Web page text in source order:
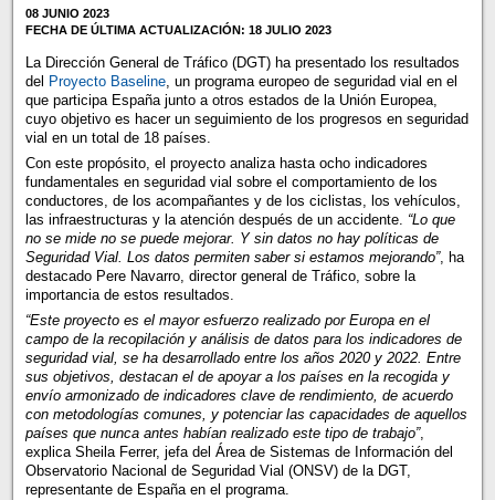
08 JUNIO 2023
FECHA DE ÚLTIMA ACTUALIZACIÓN: 18 JULIO 2023
La Dirección General de Tráfico (DGT) ha presentado los resultados
del Proyecto Baseline, un programa europeo de seguridad vial en el
que participa España junto a otros estados de la Unión Europea,
cuyo objetivo es hacer un seguimiento de los progresos en seguridad
vial en un total de 18 países.
Con este propósito, el proyecto analiza hasta ocho indicadores
fundamentales en seguridad vial sobre el comportamiento de los
conductores, de los acompañantes y de los ciclistas, los vehículos,
las infraestructuras y la atención después de un accidente. “Lo que
no se mide no se puede mejorar. Y sin datos no hay políticas de
Seguridad Vial. Los datos permiten saber si estamos mejorando”, ha
destacado Pere Navarro, director general de Tráfico, sobre la
importancia de estos resultados.
“Este proyecto es el mayor esfuerzo realizado por Europa en el
campo de la recopilación y análisis de datos para los indicadores de
seguridad vial, se ha desarrollado entre los años 2020 y 2022. Entre
sus objetivos, destacan el de apoyar a los países en la recogida y
envío armonizado de indicadores clave de rendimiento, de acuerdo
con metodologías comunes, y potenciar las capacidades de aquellos
países que nunca antes habían realizado este tipo de trabajo”,
explica Sheila Ferrer, jefa del Área de Sistemas de Información del
Observatorio Nacional de Seguridad Vial (ONSV) de la DGT,
representante de España en el programa.